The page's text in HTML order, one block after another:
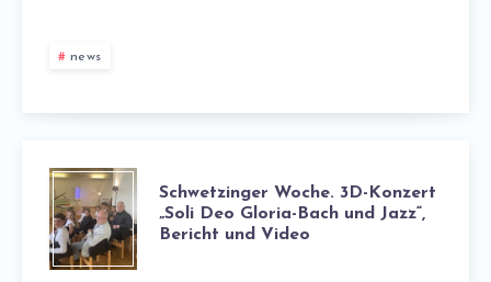
news
Schwetzinger Woche. 3D-Konzert
„Soli Deo Gloria-Bach und Jazz“,
Bericht und Video